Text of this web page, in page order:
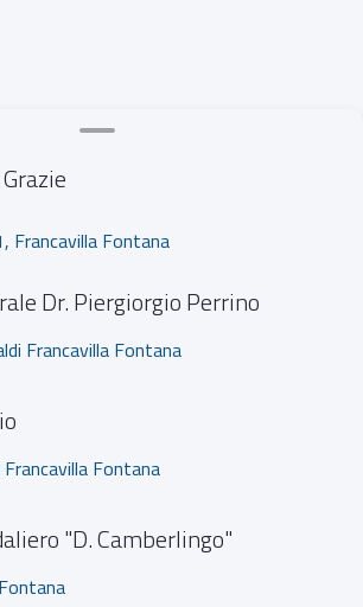
Francavilla Fontana
Dr. Piergiorgio Perrino
Francavilla Fontana
Fontana
"D. Camberlingo"